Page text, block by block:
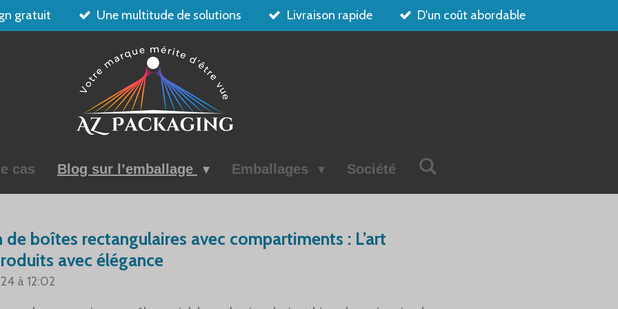
gratuit Une multitude de solutions Livraison rapide D'un coût abordable
cas Blog sur l’emballage Emballages Société
boîtes rectangulaires avec compartiments : L’art
avec élégance
à 12:02